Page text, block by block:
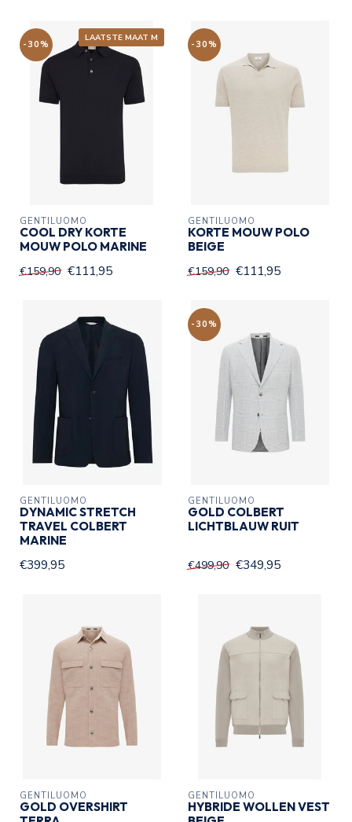
LAATSTE MAAT M
-30%
GENTILUOMO
COOL DRY KORTE
MOUW POLO MARINE
€159,90 €111,95
-30%
GENTILUOMO
KORTE MOUW POLO
BEIGE
€159,90 €111,95
GENTILUOMO
DYNAMIC STRETCH
TRAVEL COLBERT
MARINE
€399,95
-30%
GENTILUOMO
GOLD COLBERT
LICHTBLAUW RUIT
€499,90 €349,95
GENTILUOMO
GOLD OVERSHIRT
GENTILUOMO
HYBRIDE WOLLEN VEST